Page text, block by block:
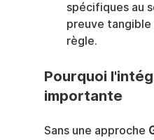
spécifiques au
preuve tangible
règle.
Pourquoi
importante
Sans une approche